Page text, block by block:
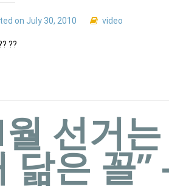
on July 30, 2010 video
??
월 선거
닮은 꼴”